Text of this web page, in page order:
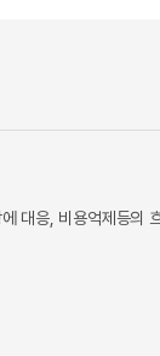
대응, 비용억제등의